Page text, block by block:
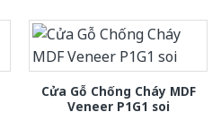
Cửa Gỗ Chống Cháy MDF
Veneer P1G1 soi